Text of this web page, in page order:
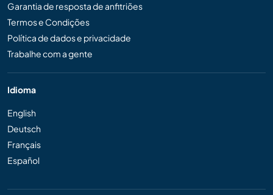
Garantia de resposta de anfitriões
Termos e Condições
Política de dados e privacidade
Trabalhe com a gente
Idioma
English
Deutsch
Français
Español